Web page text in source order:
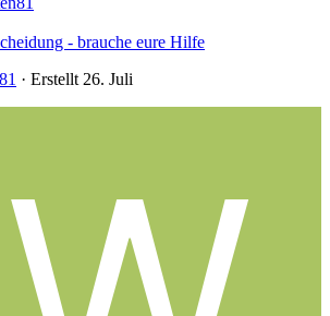
- brauche eure Hilfe
· Erstellt 26. Juli